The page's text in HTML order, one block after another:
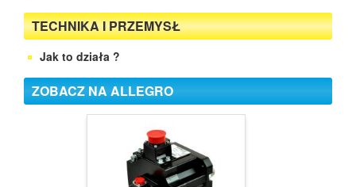
TECHNIKA I PRZEMYSŁ
Jak to działa ?
ZOBACZ NA ALLEGRO